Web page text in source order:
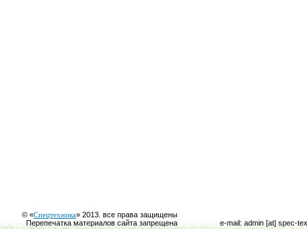
© «Спецтехника» 2013. все права защищены
Перепечатка материалов сайта запрещена
e-mail: admin [at] spec-